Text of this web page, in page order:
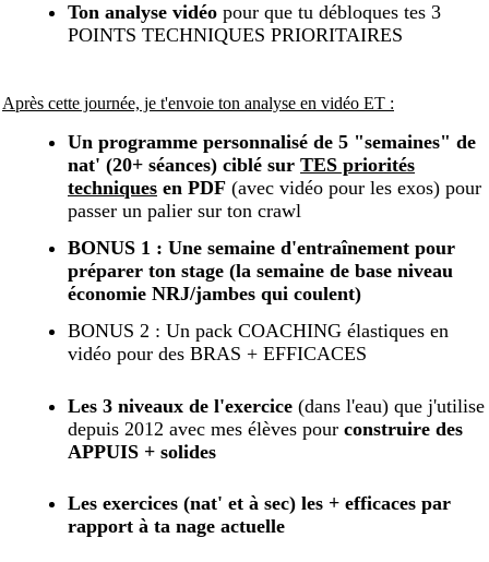
Ton analyse vidéo pour que tu débloques tes 3
POINTS TECHNIQUES PRIORITAIRES
Après cette journée, je t'envoie ton analyse en vidéo ET :
Un programme personnalisé de 5 "semaines" de
nat' (20+ séances) ciblé sur TES priorités
techniques en PDF (avec vidéo pour les exos) pour
passer un palier sur ton crawl
BONUS 1 : Une semaine d'entraînement pour
préparer ton stage (la semaine de base niveau
économie NRJ/jambes qui coulent)
BONUS 2 : Un pack COACHING élastiques en
vidéo pour des BRAS + EFFICACES
Les 3 niveaux de l'exercice (dans l'eau) que j'utilise
depuis 2012 avec mes élèves pour construire des
APPUIS + solides
Les exercices (nat' et à sec) les + efficaces par
rapport à ta nage actuelle